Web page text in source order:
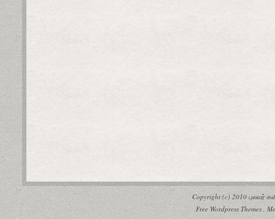
Copyright (c) 2010 புலவர்
Free Wordpress Themes ,